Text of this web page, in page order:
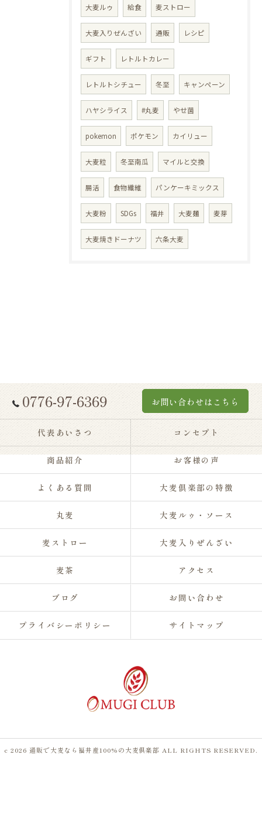
大麦ルゥ 給食 麦ストロー
大麦入りぜんざい 通販 レシピ
ギフト レトルトカレー
レトルトシチュー 冬至 キャンペーン
ハヤシライス #丸麦 やせ菌
pokemon ポケモン カイリュー
大麦粒 冬至南瓜 マイルと交換
腸活 食物繊維 パンケーキミックス
大麦粉 SDGs 福井 大麦麺 麦芽
大麦焼きドーナツ 六条大麦
0776-97-6369 お問い合わせはこちら
代表あいさつ コンセプト
商品紹介 お客様の声
よくある質問 大麦倶楽部の特徴
丸麦 大麦ルゥ・ソース
麦ストロー 大麦入りぜんざい
麦茶 アクセス
ブログ お問い合わせ
プライバシーポリシー サイトマップ
c 2026 通販で大麦なら福井産100%の大麦倶楽部 ALL RIGHTS RESERVED.